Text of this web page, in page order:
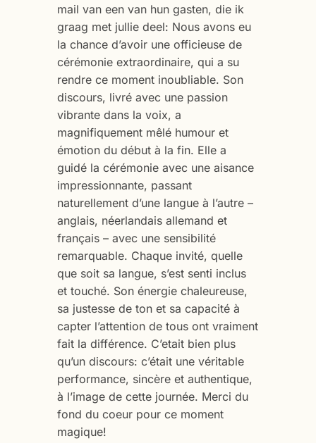
mail van een van hun gasten, die ik
graag met jullie deel: Nous avons eu
la chance d’avoir une officieuse de
cérémonie extraordinaire, qui a su
rendre ce moment inoubliable. Son
discours, livré avec une passion
vibrante dans la voix, a
magnifiquement mêlé humour et
émotion du début à la fin. Elle a
guidé la cérémonie avec une aisance
impressionnante, passant
naturellement d’une langue à l’autre –
anglais, néerlandais allemand et
français – avec une sensibilité
remarquable. Chaque invité, quelle
que soit sa langue, s’est senti inclus
et touché. Son énergie chaleureuse,
sa justesse de ton et sa capacité à
capter l’attention de tous ont vraiment
fait la différence. C’etait bien plus
qu’un discours: c’était une véritable
performance, sincère et authentique,
à l’image de cette journée. Merci du
fond du coeur pour ce moment
magique!